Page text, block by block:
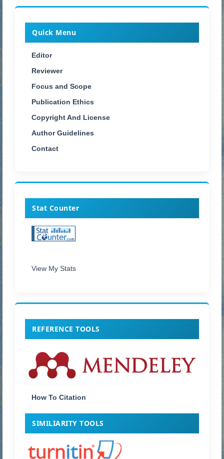
Quick Menu
Editor
Reviewer
Focus and Scope
Publication Ethics
Copyright And License
Author Guidelines
Contact
Stat Counter
View My Stats
REFERENCE TOOLS
How To Citation
SIMILIARITY TOOLS